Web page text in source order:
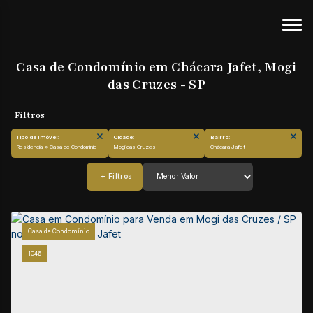
Casa de Condomínio em Chácara Jafet, Mogi
das Cruzes - SP
Residencial » Casa de Condomínio
Mogi das Cruzes
Chácara Jafet
1046
Casa de Condomínio